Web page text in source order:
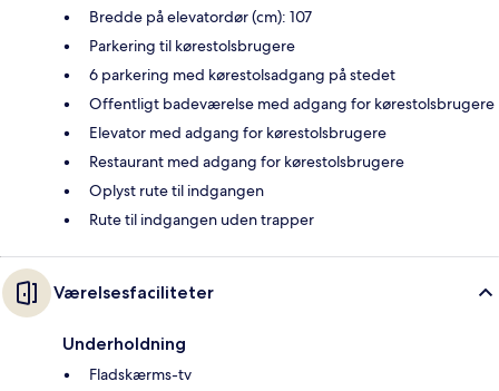
Bredde på elevatordør (cm): 107
Parkering til kørestolsbrugere
6 parkering med kørestolsadgang på stedet
Offentligt badeværelse med adgang for kørestolsbrugere
Elevator med adgang for kørestolsbrugere
Restaurant med adgang for kørestolsbrugere
Oplyst rute til indgangen
Rute til indgangen uden trapper
Værelsesfaciliteter
Underholdning
Fladskærms-tv